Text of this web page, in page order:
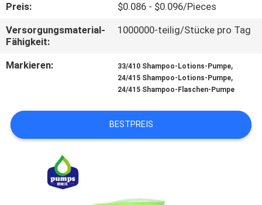
WERKSBESICHTIGUNG
QUALITÄTSKONTROLLE
MIT
UNS
NEUIGKEITEN
Preis:
$0.086 - $0.096/Pieces
Versorgungsmaterial-
Fähigkeit:
1000000-teilig/Stücke pro Tag
Markieren: 33/410 Shampoo-Lotions-Pumpe,
24/415 Shampoo-Lotions-Pumpe,
24/415 Shampoo-Flaschen-Pumpe
BESTPREIS